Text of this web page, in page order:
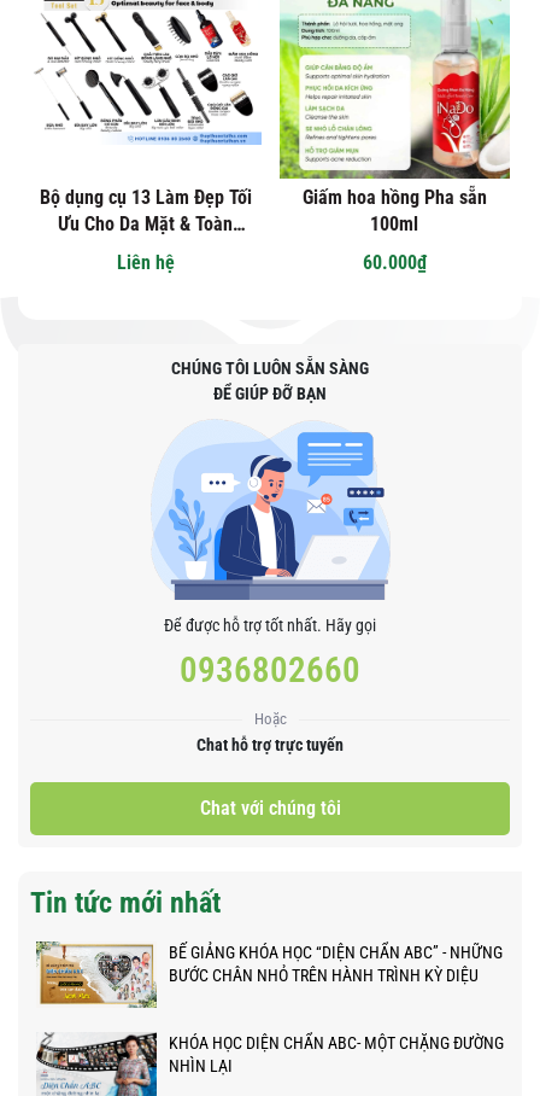
Bộ dụng cụ 13 Làm Đẹp Tối
Ưu Cho Da Mặt & Toàn
Thân | Tools set 13 Optimal
Beauty For Face & Body
Liên hệ
Giấm hoa hồng Pha sẵn
100ml
60.000₫
CHÚNG TÔI LUÔN SẴN SÀNG
ĐỂ GIÚP ĐỠ BẠN
Để được hỗ trợ tốt nhất. Hãy gọi
0936802660
Hoặc
Chat hỗ trợ trực tuyến
Chat với chúng tôi
Tin tức mới nhất
BẾ GIẢNG KHÓA HỌC “DIỆN CHẨN ABC” - NHỮNG
BƯỚC CHÂN NHỎ TRÊN HÀNH TRÌNH KỲ DIỆU
KHÓA HỌC DIỆN CHẨN ABC- MỘT CHẶNG ĐƯỜNG
NHÌN LẠI